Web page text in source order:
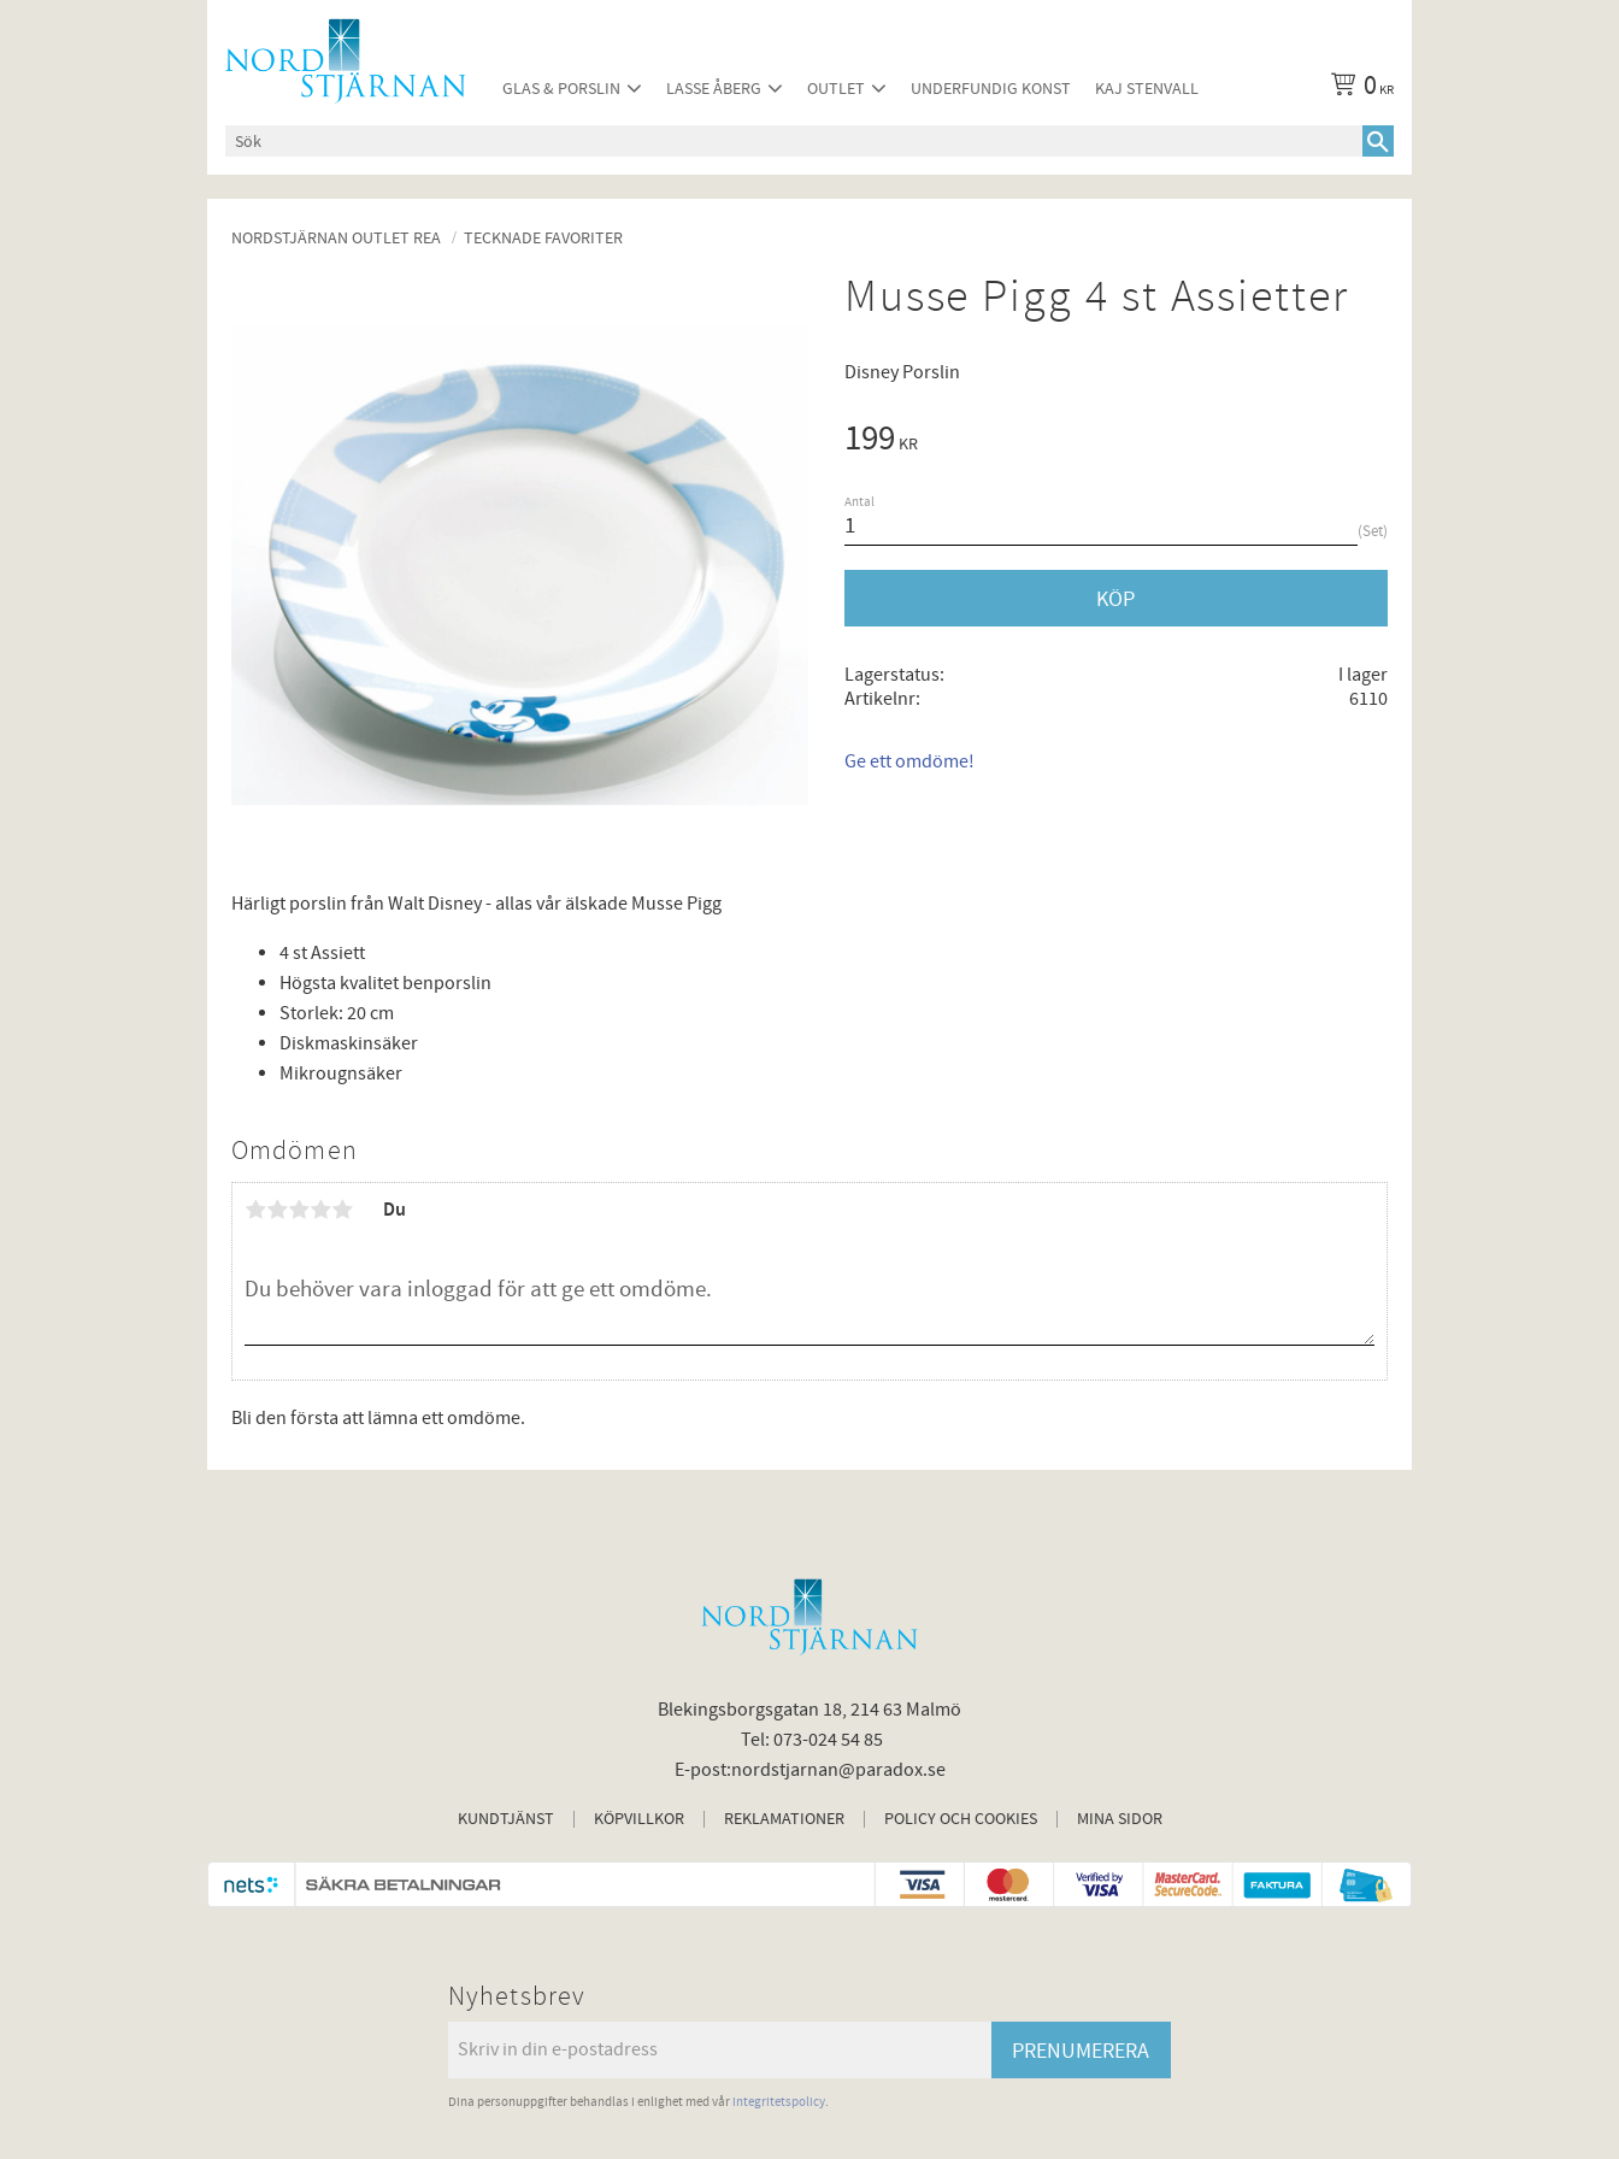
GLAS & PORSLIN LASSE ÅBERG OUTLET UNDERFUNDIG KONST KAJ STENVALL 0 KR
NORDSTJÄRNAN OUTLET REA TECKNADE FAVORITER
Musse Pigg 4 st Assietter
Disney Porslin
199 KR
Antal
Set
KÖP
Lagerstatus
I lager
Artikelnr
6110
Ge ett omdöme!
Härligt porslin från Walt Disney - allas vår älskade Musse Pigg
4 st Assiett
Högsta kvalitet benporslin
Storlek: 20 cm
Diskmaskinsäker
Mikrougnsäker
Omdömen
Du
Bli den första att lämna ett omdöme.
Blekingsborgsgatan 18, 214 63 Malmö
Tel: 073-024 54 85
E-post:nordstjarnan@paradox.se
KUNDTJÄNST KÖPVILLKOR REKLAMATIONER POLICY OCH COOKIES MINA SIDOR
Nyhetsbrev
PRENUMERERA
Dina personuppgifter behandlas i enlighet med vår integritetspolicy.